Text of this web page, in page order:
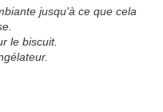
jusqu'à ce que cela
le biscuit.